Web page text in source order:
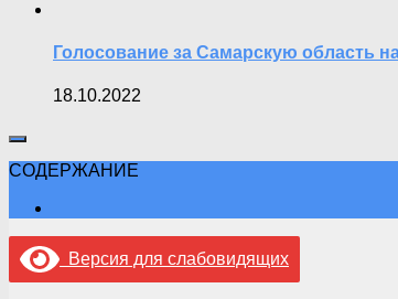
Голосование за Самарскую область
18.10.2022
СОДЕРЖАНИЕ
Версия для слабовидящих